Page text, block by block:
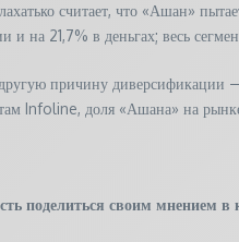
считает, что «Ашан»
и на 21,7% в деньгах; весь
причину диверсификации
Infoline, доля «Ашана» на
поделиться своим мнением